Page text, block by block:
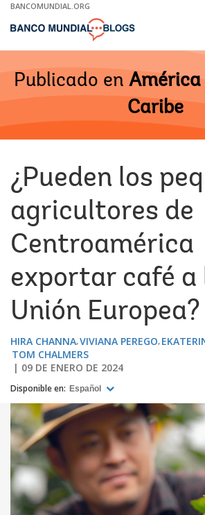
Skip
Main
BANCOMUNDIAL.ORG
Publicado en
Caribe
¿Pueden los
agricultores de
Centroamérica
exportar café a
Unión Europea?
HIRA CHANNA VIVIANA PEREGO
TOM CHALMERS
09 DE ENERO DE 2024
Disponible en: Español